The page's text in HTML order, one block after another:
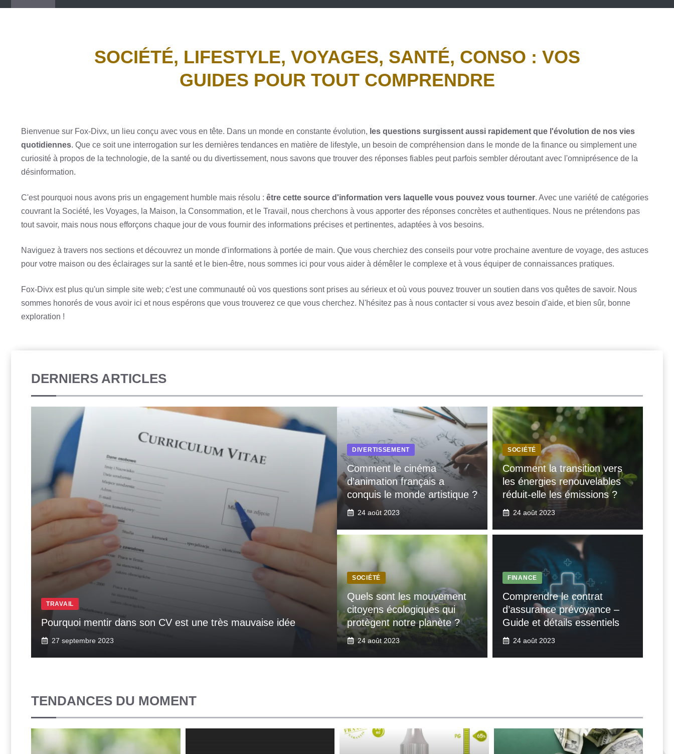
SOCIÉTÉ, LIFESTYLE, VOYAGES, SANTÉ, CONSO : VOS
GUIDES POUR TOUT COMPRENDRE
Bienvenue sur Fox-Divx, un lieu conçu avec vous en tête. Dans un monde en constante évolution, les questions surgissent aussi rapidement que l'évolution de nos vies
quotidiennes. Que ce soit une interrogation sur les dernières tendances en matière de lifestyle, un besoin de compréhension dans le monde de la finance ou simplement une
curiosité à propos de la technologie, de la santé ou du divertissement, nous savons que trouver des réponses fiables peut parfois sembler déroutant avec l'omniprésence de la
désinformation.
C'est pourquoi nous avons pris un engagement humble mais résolu : être cette source d'information vers laquelle vous pouvez vous tourner. Avec une variété de catégories
couvrant la Société, les Voyages, la Maison, la Consommation, et le Travail, nous cherchons à vous apporter des réponses concrètes et authentiques. Nous ne prétendons pas
tout savoir, mais nous nous efforçons chaque jour de vous fournir des informations précises et pertinentes, adaptées à vos besoins.
Naviguez à travers nos sections et découvrez un monde d'informations à portée de main. Que vous cherchiez des conseils pour votre prochaine aventure de voyage, des astuces
pour votre maison ou des éclairages sur la santé et le bien-être, nous sommes ici pour vous aider à démêler le complexe et à vous équiper de connaissances pratiques.
Fox-Divx est plus qu'un simple site web; c'est une communauté où vos questions sont prises au sérieux et où vous pouvez trouver un soutien dans vos quêtes de savoir. Nous
sommes honorés de vous avoir ici et nous espérons que vous trouverez ce que vous cherchez. N'hésitez pas à nous contacter si vous avez besoin d'aide, et bien sûr, bonne
exploration !
DERNIERS ARTICLES
TRAVAIL
Pourquoi mentir dans son CV est une très mauvaise idée
27 septembre 2023
DIVERTISSEMENT
Comment le cinéma
d’animation français a
conquis le monde artistique ?
24 août 2023
SOCIÉTÉ
Comment la transition vers
les énergies renouvelables
réduit-elle les émissions ?
24 août 2023
SOCIÉTÉ
Quels sont les mouvement
citoyens écologiques qui
protègent notre planète ?
24 août 2023
FINANCE
Comprendre le contrat
d’assurance prévoyance –
Guide et détails essentiels
24 août 2023
TENDANCES DU MOMENT